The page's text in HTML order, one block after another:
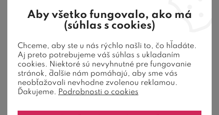
Aby všetko fungovalo, ako má
(súhlas s cookies)
Chceme, aby ste u nás rýchlo našli to, čo hľadáte.
Aj preto potrebujeme váš súhlas s ukladaním
cookies. Niektoré sú nevyhnutné pre fungovanie
stránok, ďalšie nám pomáhajú, aby sme vás
neobťažovali nevhodne zvolenou reklamou.
Ďakujeme. Podrobnosti o cookies